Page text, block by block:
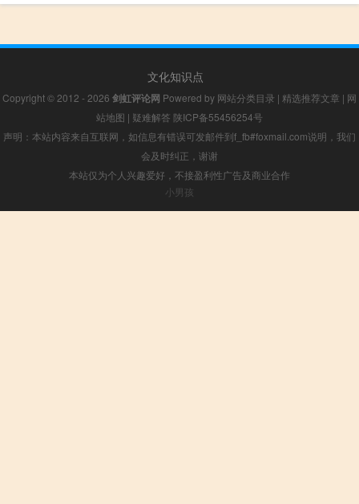
文化知识点
Copyright © 2012 - 2026 剑虹评论网 Powered by 网站分类目录 | 精选推荐文章 | 网
站地图 | 疑难解答 陕ICP备55456254号
声明：本站内容来自互联网，如信息有错误可发邮件到f_fb#foxmail.com说明，我们
会及时纠正，谢谢
本站仅为个人兴趣爱好，不接盈利性广告及商业合作
小男孩